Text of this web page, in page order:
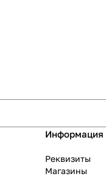
Информация
Реквизиты
Магазины